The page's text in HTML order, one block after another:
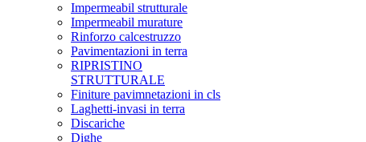
Impermeabil strutturale
Impermeabil murature
Rinforzo calcestruzzo
Pavimentazioni in terra
RIPRISTINO
STRUTTURALE
Finiture pavimnetazioni in cls
Laghetti-invasi in terra
Discariche
Dighe